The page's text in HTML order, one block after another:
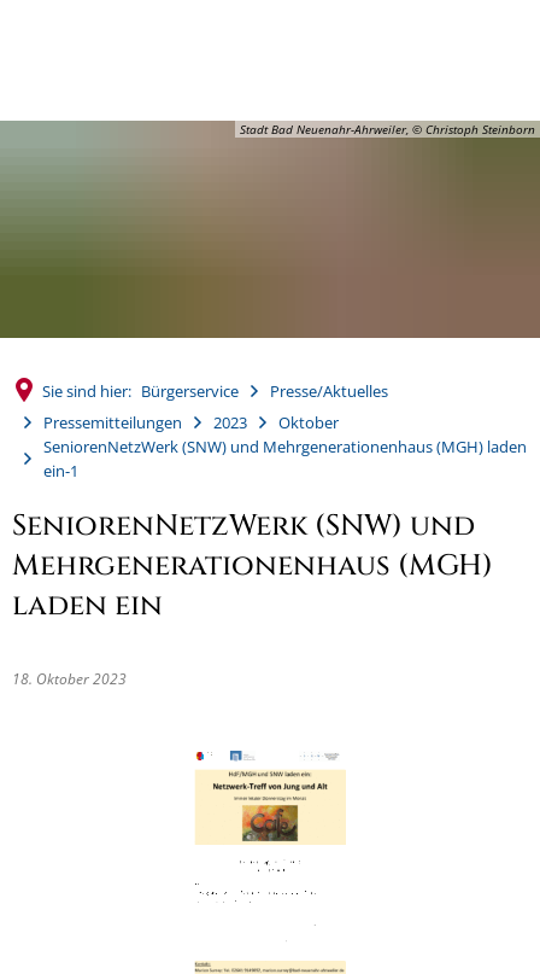
Stadt Bad Neuenahr-Ahrweiler, © Christoph Steinborn
Sie sind hier: Bürgerservice
Presse/Aktuelles
Pressemitteilungen
2023
Oktober
SeniorenNetzWerk (SNW) und Mehrgenerationenhaus (MGH) laden
ein-1
SeniorenNetzWerk (SNW) und
Mehrgenerationenhaus (MGH)
laden ein
18. Oktober 2023